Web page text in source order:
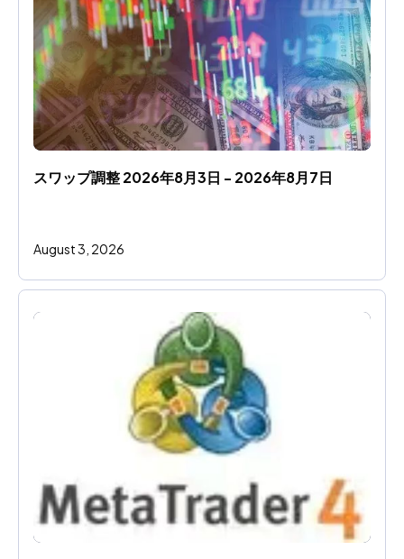
スワップ調整 2026年8月3日 - 2026年8月7日
August 3, 2026